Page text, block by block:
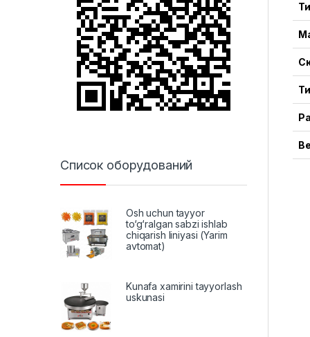
Список оборудований
Osh uchun tayyor
to‘g‘ralgan sabzi ishlab
chiqarish liniyasi (Yarim
avtomat)
Kunafa xamirini tayyorlash
uskunasi